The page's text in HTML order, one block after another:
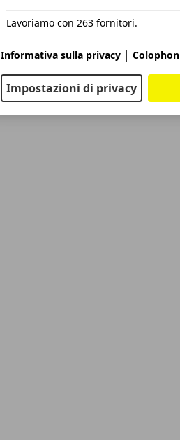
Lavoriamo con 263 fornitori.
Informativa sulla privacy | Colophon
Impostazioni di privacy